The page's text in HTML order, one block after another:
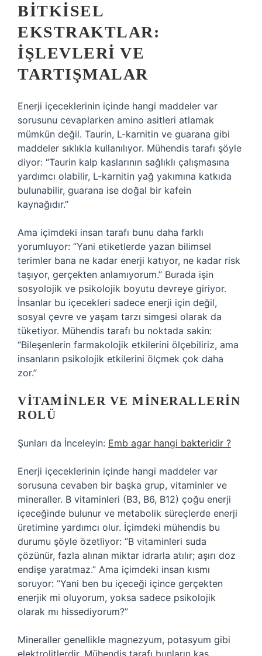
BITKISEL
EKSTRAKTLAR:
İŞLEVLERI VE
TARTIŞMALAR
Enerji içeceklerinin içinde hangi maddeler var
sorusunu cevaplarken amino asitleri atlamak
mümkün değil. Taurin, L-karnitin ve guarana gibi
maddeler sıklıkla kullanılıyor. Mühendis tarafı şöyle
diyor: “Taurin kalp kaslarının sağlıklı çalışmasına
yardımcı olabilir, L-karnitin yağ yakımına katkıda
bulunabilir, guarana ise doğal bir kafein
kaynağıdır.”
Ama içimdeki insan tarafı bunu daha farklı
yorumluyor: “Yani etiketlerde yazan bilimsel
terimler bana ne kadar enerji katıyor, ne kadar risk
taşıyor, gerçekten anlamıyorum.” Burada işin
sosyolojik ve psikolojik boyutu devreye giriyor.
İnsanlar bu içecekleri sadece enerji için değil,
sosyal çevre ve yaşam tarzı simgesi olarak da
tüketiyor. Mühendis tarafı bu noktada sakin:
“Bileşenlerin farmakolojik etkilerini ölçebiliriz, ama
insanların psikolojik etkilerini ölçmek çok daha
zor.”
VITAMINLER VE MINERALLERIN
ROLÜ
Şunları da İnceleyin: Emb agar hangi bakteridir ?
Enerji içeceklerinin içinde hangi maddeler var
sorusuna cevaben bir başka grup, vitaminler ve
mineraller. B vitaminleri (B3, B6, B12) çoğu enerji
içeceğinde bulunur ve metabolik süreçlerde enerji
üretimine yardımcı olur. İçimdeki mühendis bu
durumu şöyle özetliyor: “B vitaminleri suda
çözünür, fazla alınan miktar idrarla atılır; aşırı doz
endişe yaratmaz.” Ama içimdeki insan kısmı
soruyor: “Yani ben bu içeceği içince gerçekten
enerjik mi oluyorum, yoksa sadece psikolojik
olarak mı hissediyorum?”
Mineraller genellikle magnezyum, potasyum gibi
elektrolitlerdir. Mühendis tarafı bunların kas